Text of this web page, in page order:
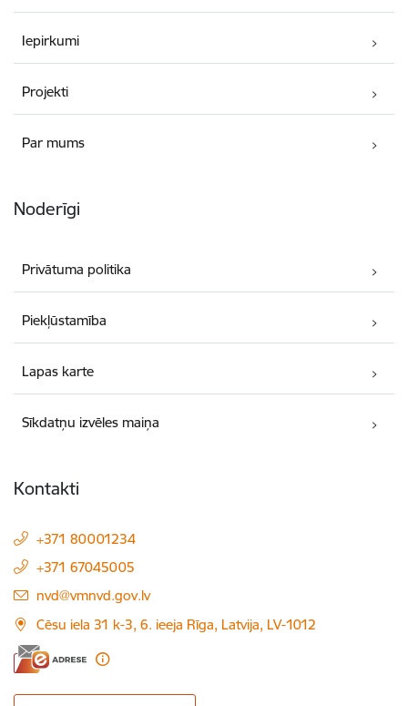
Iepirkumi
Projekti
Par mums
Noderīgi
Privātuma politika
Piekļūstamība
Lapas karte
Sīkdatņu izvēles maiņa
Kontakti
+371 80001234
+371 67045005
E-pasts:
nvd@vmnvd.gov.lv
Cēsu iela 31 k-3, 6. ieeja Rīga, Latvija, LV-1012